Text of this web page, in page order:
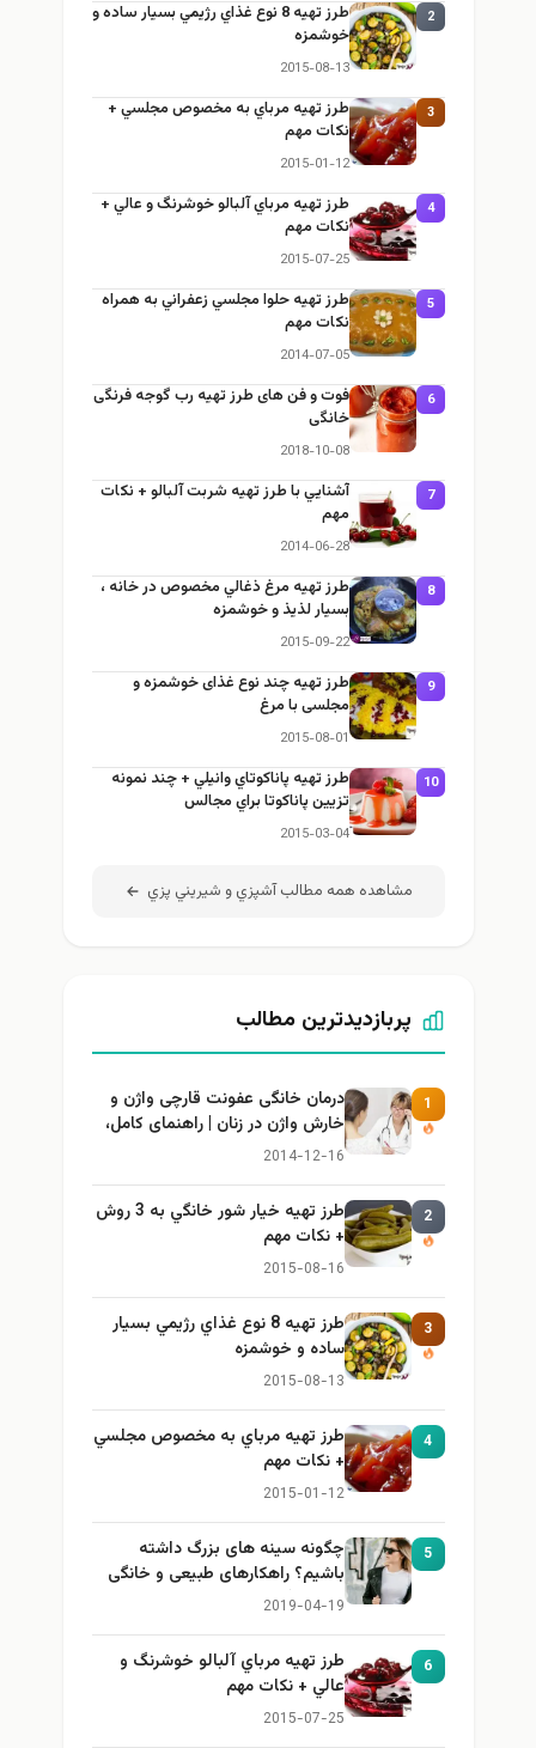
2
طرز تهيه 8 نوع غذاي رژيمي بسيار ساده و
خوشمزه
2015-08-13
3
طرز تهيه مرباي به مخصوص مجلسي +
نكات مهم
2015-01-12
4
طرز تهيه مرباي آلبالو خوشرنگ و عالي +
نكات مهم
2015-07-25
5
طرز تهيه حلوا مجلسي زعفراني به همراه
نكات مهم
2014-07-05
6
فوت و فن های طرز تهیه رب گوجه فرنگی
خانگی
2018-10-08
7
آشنايي با طرز تهيه شربت آلبالو + نكات
مهم
2014-06-28
8
طرز تهيه مرغ ذغالي مخصوص در خانه ،
بسيار لذيذ و خوشمزه
2015-09-22
9
طرز تهيه چند نوع غذای خوشمزه و
مجلسی با مرغ
2015-08-01
10
طرز تهيه پاناكوتاي وانيلي + چند نمونه
تزيين پاناكوتا براي مجالس
2015-03-04
مشاهده همه مطالب آشپزي و شيريني پزي
پربازدیدترین مطالب
1
درمان خانگی عفونت قارچی واژن و
خارش واژن در زنان | راهنمای کامل،
ایمن و کاربردی
2014-12-16
2
طرز تهيه خیار شور خانگي به 3 روش
+ نكات مهم
2015-08-16
3
طرز تهيه 8 نوع غذاي رژيمي بسيار
ساده و خوشمزه
2015-08-13
4
طرز تهيه مرباي به مخصوص مجلسي
+ نكات مهم
2015-01-12
5
چگونه سینه های بزرگ داشته
باشیم؟ راهکارهای طبیعی و خانگی
برای بزرگ کردن سینه
2019-04-19
6
طرز تهيه مرباي آلبالو خوشرنگ و
عالي + نكات مهم
2015-07-25